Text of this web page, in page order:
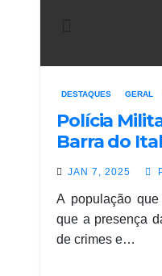
DESTAQUES GERAL
Polícia
Barra do
JAN 7, 2025
A população
que a presença
de crimes e…